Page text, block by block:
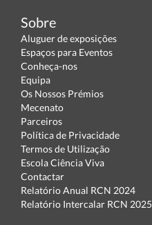
Sobre
Aluguer de exposições
Espaços para Eventos
Conheça-nos
Equipa
Os Nossos Prémios
Mecenato
Parceiros
Política de Privacidade
Termos de Utilização
Escola Ciência Viva
Contactar
Relatório Anual RCN 2024
Relatório Intercalar RCN 2025